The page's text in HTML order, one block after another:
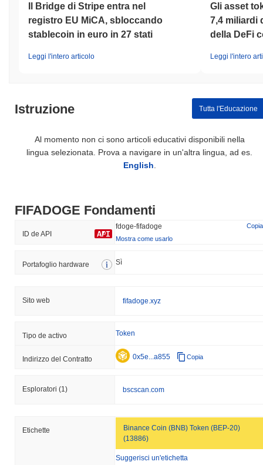
Il Bridge di Stripe entra nel
registro EU MiCA, sbloccando
stablecoin in euro in 27 stati
Leggi l'intero articolo
Gli asset
7,4 miliardi
della DeFi
Leggi l'intero
Istruzione Tutta l'Educazione
Al momento non ci sono articoli educativi disponibili nella
lingua selezionata. Prova a navigare in un'altra lingua, ad es.
English.
FIFADOGE Fondamenti
ID de API
fdoge-fifadoge
Copia
Mostra come usarlo
Portafoglio hardware Sì
Sito web fifadoge.xyz
Tipo de activo Token
Indirizzo del Contratto 0x5e...a855 Copia
Esploratori (1) bscscan.com
Etichette
Binance Coin (BNB) Token (BEP-20)
(13886)
Suggerisci un'etichetta